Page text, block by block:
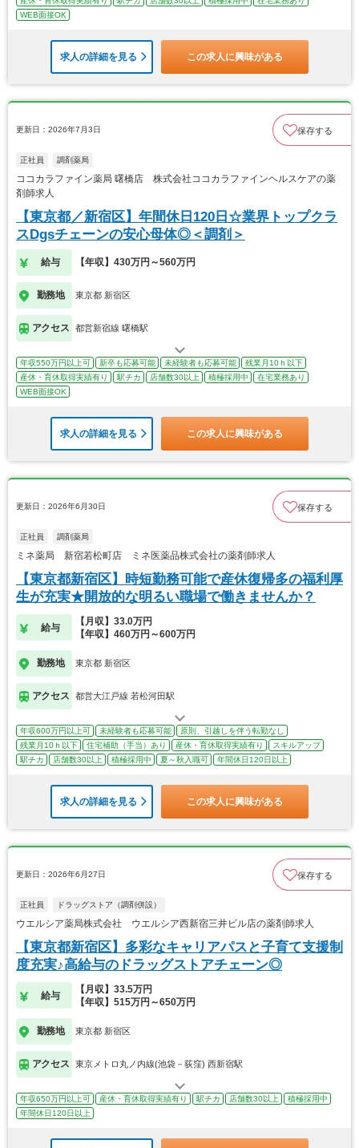
WEB面接OK
求人の詳細を見る この求人に興味がある
更新日：2026年7月3日 保存する
正社員 調剤薬局
ココカラファイン薬局 曙橋店 株式会社ココカラファインヘルスケアの薬
剤師求人
【東京都／新宿区】年間休日120日☆業界トップクラ
スDgsチェーンの安心母体◎＜調剤＞
給与 【年収】430万円～560万円
勤務地 東京都 新宿区
アクセス 都営新宿線 曙橋駅
年収550万円以上可 新卒も応募可能 未経験者も応募可能
残業月10ｈ以下
産休・育休取得実績有り
駅チカ 店舗数30以上 積極採用中
在宅業務あり
WEB面接OK
求人の詳細を見る この求人に興味がある
更新日：2026年6月30日 保存する
正社員 調剤薬局
ミネ薬局 新宿若松町店 ミネ医薬品株式会社の薬剤師求人
【東京都新宿区】時短勤務可能で産休復帰多の福利厚
生が充実★開放的な明るい職場で働きませんか？
給与
【月収】33.0万円
【年収】460万円～600万円
勤務地 東京都 新宿区
アクセス 都営大江戸線 若松河田駅
年収600万円以上可 未経験者も応募可能
原則、引越しを伴う転勤なし
残業月10ｈ以下
住宅補助（手当）あり 産休・育休取得実績有り
スキルアップ
駅チカ
店舗数30以上 積極採用中 夏～秋入職可 年間休日120日以上
求人の詳細を見る この求人に興味がある
更新日：2026年6月27日 保存する
正社員 ドラッグストア（調剤併設）
ウエルシア薬局株式会社 ウエルシア西新宿三井ビル店の薬剤師求人
【東京都新宿区】多彩なキャリアパスと子育て支援制
度充実♪高給与のドラッグストアチェーン◎
給与
【月収】33.5万円
【年収】515万円～650万円
勤務地 東京都 新宿区
アクセス 東京メトロ丸ノ内線(池袋－荻窪) 西新宿駅
年収650万円以上可 産休・育休取得実績有り 駅チカ 店舗数30以上
積極採用中
年間休日120日以上